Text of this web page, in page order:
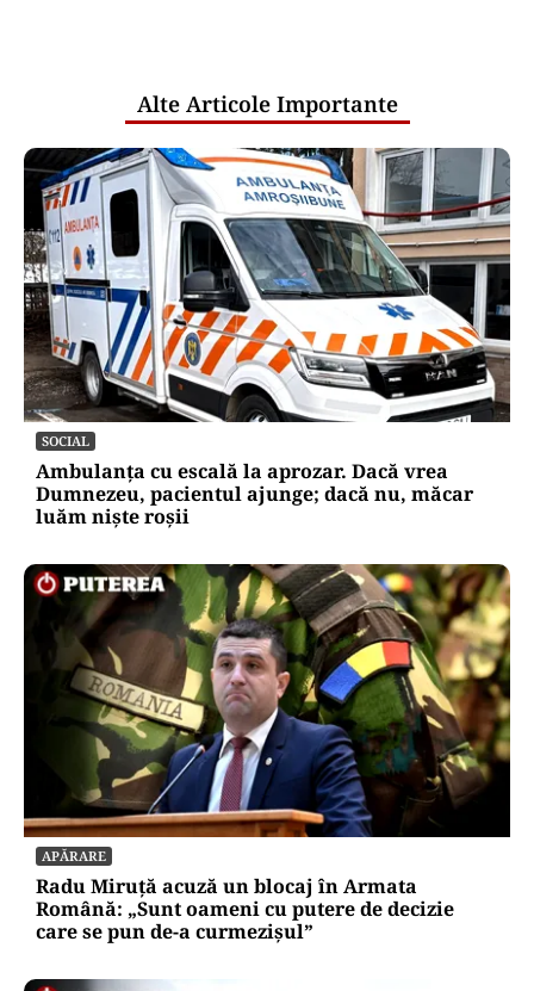
Alte Articole Importante
SOCIAL
Ambulanța cu escală la aprozar. Dacă vrea
Dumnezeu, pacientul ajunge; dacă nu, măcar
luăm niște roșii
APĂRARE
Radu Miruță acuză un blocaj în Armata
Română: „Sunt oameni cu putere de decizie
care se pun de-a curmezișul”